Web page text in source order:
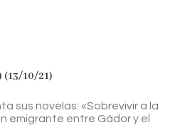
(13/10/21)
sus novelas: «Sobrevivir a la
emigrante entre Gádor y el